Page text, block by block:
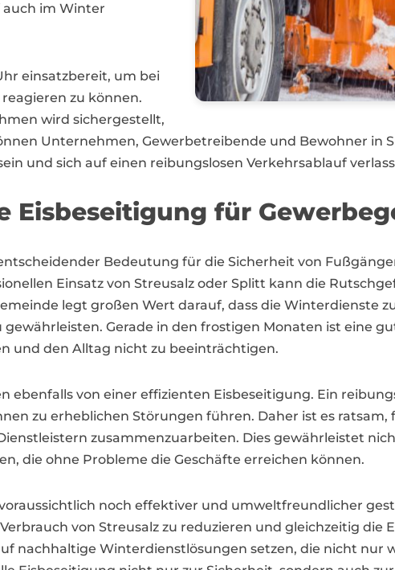
auch im Winter
einsatzbereit, um bei
zu können.
wird sichergestellt,
Unternehmen, Gewerbetreibende und Bewohner in
und sich auf einen reibungslosen Verkehrsablauf
Eisbeseitigung für
Bedeutung für die Sicherheit von
Einsatz von Streusalz oder Splitt kann die
legt großen Wert darauf, dass die Winterdienste
Gerade in den frostigen Monaten ist eine
und den Alltag nicht zu beeinträchtigen.
von einer effizienten Eisbeseitigung. Ein
zu erheblichen Störungen führen. Daher ist es
zusammenzuarbeiten. Dies gewährleistet
die ohne Probleme die Geschäfte erreichen können.
noch effektiver und umweltfreundlicher
von Streusalz zu reduzieren und gleichzeitig die
nachhaltige Winterdienstlösungen setzen, die nicht nur